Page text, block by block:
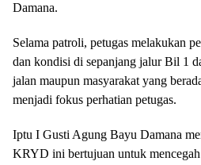
Damana.
Selama patroli, petugas melakukan
dan kondisi di sepanjang jalur Bil 1
jalan maupun masyarakat yang
menjadi fokus perhatian petugas.
Iptu I Gusti Agung Bayu Damana
KRYD ini bertujuan untuk mencegah